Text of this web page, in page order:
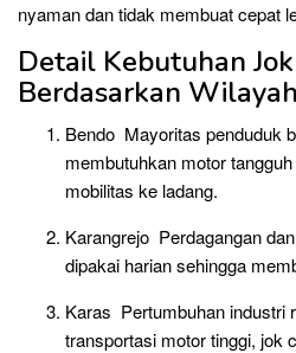
nyaman dan tidak membuat cepat
Detail Kebutuhan
Berdasarkan
Bendo Mayoritas penduduk
membutuhkan motor
mobilitas ke ladang.
Karangrejo Perdagangan
dipakai harian sehingga
Karas Pertumbuhan industri
transportasi motor tinggi, jok